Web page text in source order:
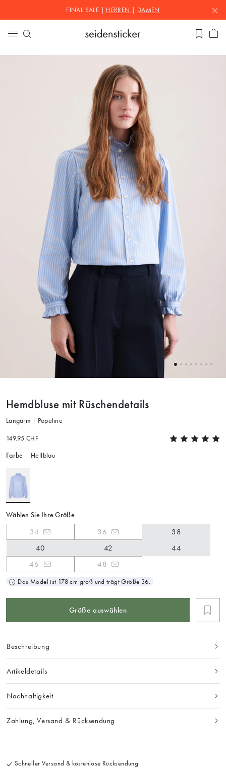
FINAL SALE | HERREN DAMEN
Hemdbluse mit Rüschendetails
Langarm | Popeline
149.95 CHF
Farbe Hellblau
Wählen Sie Ihre Größe
34 36
38
40
42
44
46
48
Das Model ist 178 cm groß und trägt Größe 36.
Größe auswählen
Beschreibung
Artikeldetails
Nachhaltigkeit
Zahlung, Versand & Rücksendung
Schneller Versand & kostenlose Rücksendung